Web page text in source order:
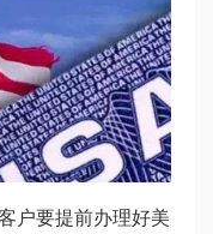
户要提前办理好美